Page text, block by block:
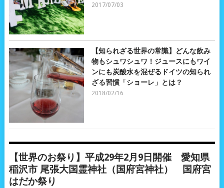
2017/07/03
【知られざる世界の常識】どんな飲み
物もシュワシュワ！ジュースにもワイ
ンにも炭酸水を混ぜるドイツの知られ
ざる習慣「ショーレ」とは？
2018/02/16
【世界のお祭り】平成29年2月9日開催 愛知県
稲沢市 尾張大国霊神社（国府宮神社） 国府宮
はだか祭り